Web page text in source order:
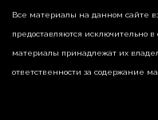
Все материалы на данном сайте
предоставляются исключительно
материалы принадлежат их
ответственности за содержание